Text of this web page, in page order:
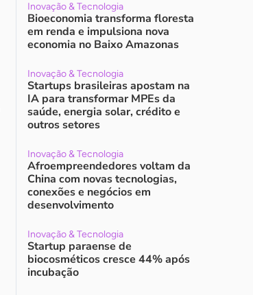
Inovação & Tecnologia
Bioeconomia transforma floresta
em renda e impulsiona nova
economia no Baixo Amazonas
Inovação & Tecnologia
Startups brasileiras apostam na
IA para transformar MPEs da
saúde, energia solar, crédito e
outros setores
Inovação & Tecnologia
Afroempreendedores voltam da
China com novas tecnologias,
conexões e negócios em
desenvolvimento
Inovação & Tecnologia
Startup paraense de
biocosméticos cresce 44% após
incubação